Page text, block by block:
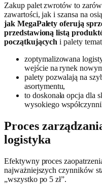
Zakup palet zwrotów to
zawartości, jak i szansa na
jak MegaPalety oferują
przedstawioną listą
początkujących i palety
zoptymalizowana
wejście na rynek
palety pozwalają na
asortymentu,
to doskonała opcja dla
wysokiego
Proces
logistyka
Efektywny proces
najważniejszych czynników
„wszystko po 5 zł”.